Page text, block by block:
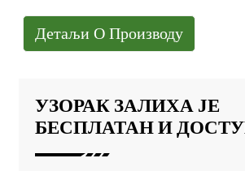
Детаљи О Производу
УЗОРАК ЗАЛИХА ЈЕ
БЕСПЛАТАН И